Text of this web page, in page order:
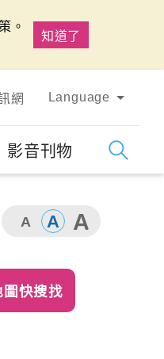
。
知道了
網 Language
影音刊物
圖快搜找